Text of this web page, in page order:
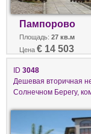
Пампорово
Площадь: 27 кв.м
Цена € 14 503
ID 3048
Дешевая вторичная
Солнечном Берегу,